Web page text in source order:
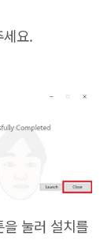
요.
눌러 설치를